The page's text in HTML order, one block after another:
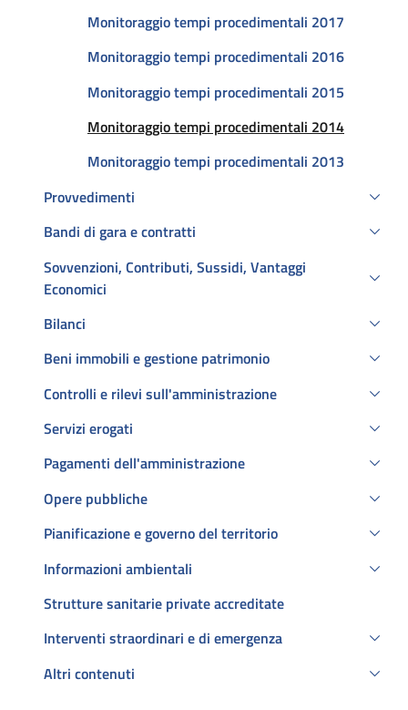
Monitoraggio tempi procedimentali 2017
Monitoraggio tempi procedimentali 2016
Monitoraggio tempi procedimentali 2015
Monitoraggio tempi procedimentali 2014
Monitoraggio tempi procedimentali 2013
Provvedimenti
Bandi di gara e contratti
Sovvenzioni, Contributi, Sussidi, Vantaggi
Economici
Bilanci
Beni immobili e gestione patrimonio
Controlli e rilevi sull'amministrazione
Servizi erogati
Pagamenti dell'amministrazione
Opere pubbliche
Pianificazione e governo del territorio
Informazioni ambientali
Strutture sanitarie private accreditate
Interventi straordinari e di emergenza
Altri contenuti